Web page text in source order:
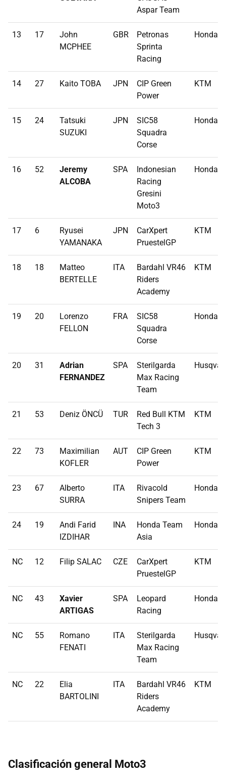
Aspar Team
13 17
John
MCPHEE
GBR
Petronas
Sprinta
Racing
Honda
14 27 Kaito TOBA JPN
CIP Green
Power
KTM
15 24
Tatsuki
SUZUKI
JPN
SIC58
Squadra
Corse
Honda
16 52
Jeremy
ALCOBA
SPA
Indonesian
Racing
Gresini
Moto3
Honda
17 6
Ryusei
YAMANAKA
JPN
CarXpert
PruestelGP
KTM
18 18
Matteo
BERTELLE
ITA
Bardahl VR46
Riders
Academy
KTM
19 20
Lorenzo
FELLON
FRA
SIC58
Squadra
Corse
Honda
20 31
Adrian
FERNANDEZ
SPA
Sterilgarda
Max Racing
Team
21 53 Deniz ÖNCÜ TUR
Red Bull KTM
Tech 3
KTM
22 73
Maximilian
KOFLER
AUT
CIP Green
Power
KTM
23 67
Alberto
SURRA
ITA
Rivacold
Snipers Team
Honda
24 19
Andi Farid
IZDIHAR
INA
Honda Team
Asia
Honda
NC 12 Filip SALAC CZE
CarXpert
PruestelGP
KTM
NC 43
Xavier
ARTIGAS
SPA
Leopard
Racing
Honda
NC 55
Romano
FENATI
ITA
Sterilgarda
Max Racing
Team
NC 22
Elia
BARTOLINI
ITA
Bardahl VR46
Riders
Academy
KTM
Clasificación general Moto3